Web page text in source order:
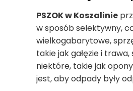
PSZOK w Koszalinie
w sposób selektywny,
wielkogabarytowe,
takie jak gałęzie i
niektóre, takie jak
jest, aby odpady były